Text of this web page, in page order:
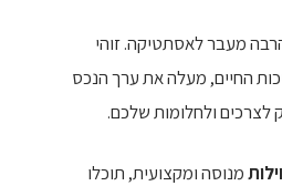
מעבר לאסתטיקה. זוהי
החיים, מעלה את ערך הנכס
לצרכים ולחלומות שלכם.
מנוסה ומקצועית, תוכלו